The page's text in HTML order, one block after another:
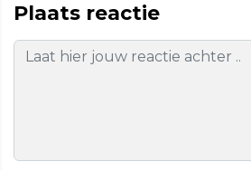
Plaats reactie